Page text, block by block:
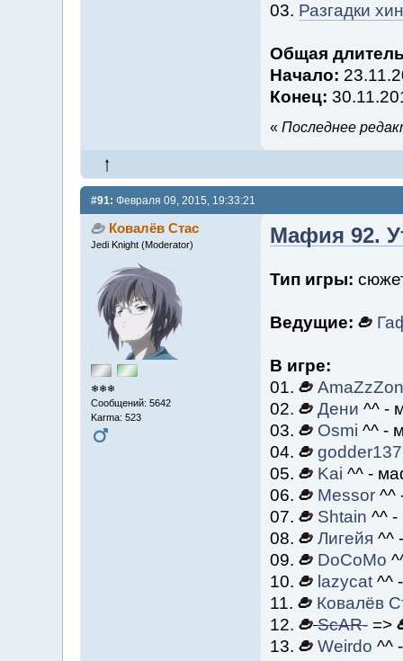
03. Разгадки
Общая
Начало:
Конец:
« Последнее
#91: Февраля 09, 2015, 19:33:21
Ковалёв Стас
Jedi Knight (Moderator)
❄❄❄
Сообщений: 5642
Karma: 523
Мафия 92.
Тип игры:
Ведущие:
В игре:
01.
02.
Дени ^^ -
03.
Osmi ^^ -
04.
godder137
05.
Kai ^^ -
06.
Messor^^
07.
Shtain ^^ -
08.
Лигейя ^^
09.
DoCoMo
10.
lazycat^^
11.
Ковалёв
12.
ScAR-=>
13.
Weirdo ^^